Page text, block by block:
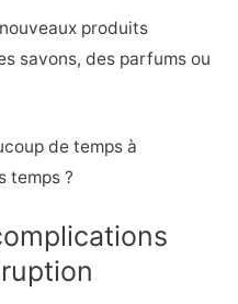
produits
savons, des parfums ou
de temps à
temps ?